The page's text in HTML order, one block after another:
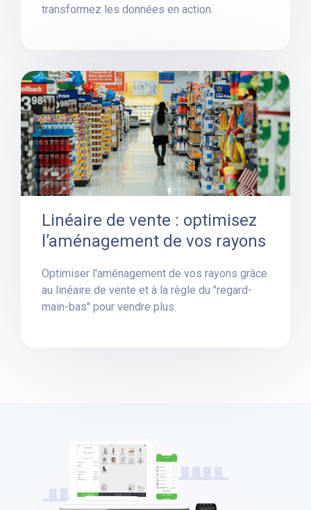
transformez les données en action.
Linéaire de vente : optimisez
l’aménagement de vos rayons
Optimiser l'aménagement de vos rayons grâce
au linéaire de vente et à la règle du "regard-
main-bas" pour vendre plus.